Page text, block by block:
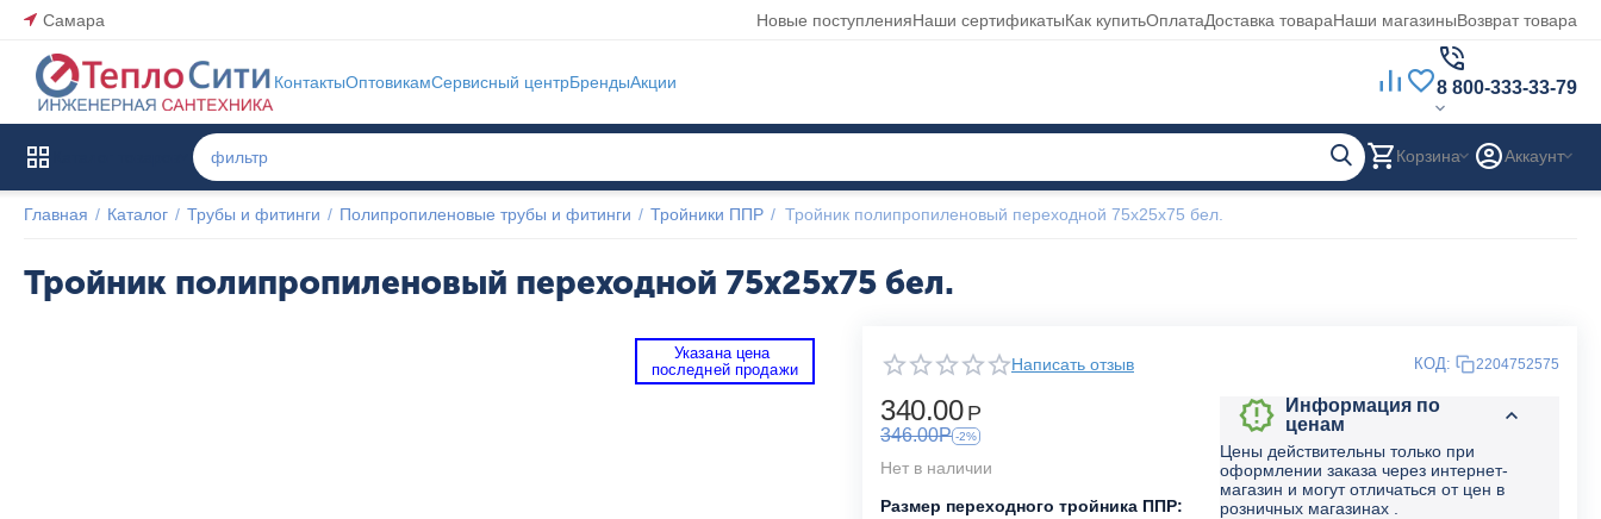
Самара Новые поступленияНаши сертификатыКак купитьОплатаДоставка товараНаши магазиныВозврат товара
КонтактыОптовикамСервисный центрБрендыАкции 8 800-333-33-79
Корзина Аккаунт
Главная / Каталог / Трубы и фитинги / Полипропиленовые трубы и фитинги / Тройники ППР / Тройник полипропиленовый переходной 75х25х75 бел.
Тройник полипропиленовый переходной 75х25х75 бел.
Указана цена
последней продажи
Написать отзыв КОД: 2204752575
340.00 Р
346.00Р -2%
Нет в наличии
Размер переходного тройника ППР:
Информация по
ценам
Цены действительны только при
оформлении заказа через интернет-
магазин и могут отличаться от цен в
розничных магазинах .